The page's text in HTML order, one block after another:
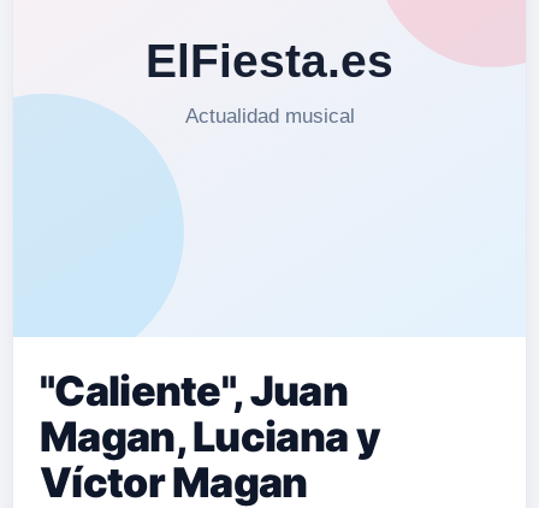
"Caliente", Juan
Magan, Luciana y
Víctor Magan